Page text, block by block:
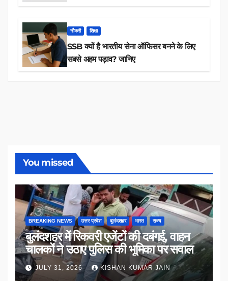
नौकरी शिक्षा
SSB क्यों है भारतीय सेना ऑफिसर बनने के लिए
सबसे अहम पड़ाव? जानिए
You missed
BREAKING NEWS उत्तर प्रदेश बुलंदशहर भारत राज्य
बुलंदशहर में रिकवरी एजेंटों की दबंगई, वाहन
चालकों ने उठाए पुलिस की भूमिका पर सवाल
JULY 31, 2026 KISHAN KUMAR JAIN